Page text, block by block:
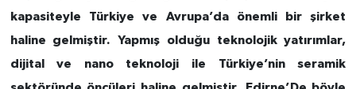
kapasiteyle Türkiye ve Avrupa’da önemli bir şirket
haline gelmiştir. Yapmış olduğu teknolojik yatırımlar,
dijital ve nano teknoloji ile Türkiye’nin seramik